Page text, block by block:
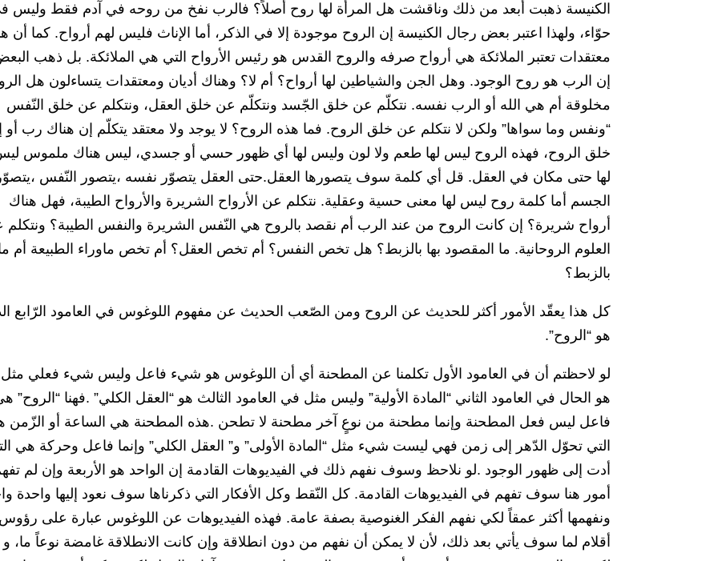
الكنيسة ذهبت أبعد من ذلك وناقشت هل المرأة لها روح أصلاً؟ فالرب نفخ من روحه في آدم فقط وليس
حوّاء، ولهذا اعتبر بعض رجال الكنيسة إن الروح موجودة إلا في الذكر، أما الإناث فليس لهم أرواح. كما أن
معتقدات تعتبر الملائكة هي أرواح صرفه والروح القدس هو رئيس الأرواح التي هي الملائكة. بل ذهب
إن الرب هو روح الوجود. وهل الجن والشياطين لها أرواح؟ أم لا؟ وهناك أديان ومعتقدات يتساءلون هل
مخلوقة أم هي الله أو الرب نفسه. نتكلّم عن خلق الجّسد ونتكلّم عن خلق العقل، ونتكلم عن خلق النّفس
“ونفس وما سواها” ولكن لا نتكلم عن خلق الروح. فما هذه الروح؟ لا يوجد ولا معتقد يتكلّم إن هناك رب أو
خلق الروح، فهذه الروح ليس لها طعم ولا لون وليس لها أي ظهور حسي أو جسدي، ليس هناك ملموس
لها حتى مكان في العقل. قل أي كلمة سوف يتصورها العقل.حتى العقل يتصوّر نفسه ،يتصور النّفس ،يتصوّر
الجسم أما كلمة روح ليس لها معنى حسية وعقلية. نتكلم عن الأرواح الشريرة والأرواح الطيبة، فهل هناك
أرواح شريرة؟ إن كانت الروح من عند الرب أم نقصد بالروح هي النّفس الشريرة والنفس الطيبة؟
العلوم الروحانية. ما المقصود بها بالزبط؟ هل تخص النفس؟ أم تخص العقل؟ أم تخص ماوراء الطبيعة أم
بالزبط؟
كل هذا يعقّد الأمور أكثر للحديث عن الروح ومن الصّعب الحديث عن مفهوم اللوغوس في العامود الرّابع
هو “الروح”.
لو لاحظتم أن في العامود الأول تكلمنا عن المطحنة أي أن اللوغوس هو شيء فاعل وليس شيء فعلي مثل
هو الحال في العامود الثاني “المادة الأولية” وليس مثل في العامود الثالث هو “العقل الكلي” .فهنا “الروح”
فاعل ليس فعل المطحنة وإنما مطحنة من نوعٍ آخر مطحنة لا تطحن .هذه المطحنة هي الساعة أو الزّمن
التي تحوّل الدّهر إلى زمن فهي ليست شيء مثل “المادة الأولى” و” العقل الكلي” وإنما فاعل وحركة هي
أدت إلى ظهور الوجود .لو نلاحظ وسوف نفهم ذلك في الفيديوهات القادمة إن الواحد هو الأربعة وإن لم
أمور هنا سوف تفهم في الفيديوهات القادمة. كل النّقط وكل الأفكار التي ذكرناها سوف نعود إليها واحدة
ونفهمها أكثر عمقاً لكي نفهم الفكر الغنوصية بصفة عامة. فهذه الفيديوهات عن اللوغوس عبارة على رؤوس
أقلام لما سوف يأتي بعد ذلك، لأن لا يمكن أن نفهم من دون انطلاقة وإن كانت الانطلاقة غامضة نوعاً ما، و